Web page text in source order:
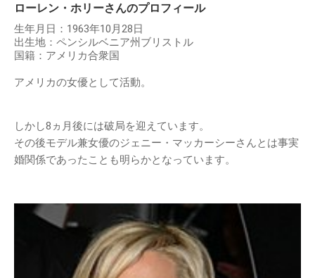
ローレン・ホリーさんのプロフィール
生年月日：1963年10月28日
出生地：ペンシルベニア州ブリストル
国籍：アメリカ合衆国
アメリカの女優として活動。
しかし8ヵ月後には破局を迎えています。
その後モデル兼女優のジェニー・マッカーシーさんとは事実
婚関係であったことも明らかとなっています。